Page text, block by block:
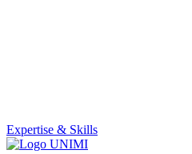
Expertise & Skills